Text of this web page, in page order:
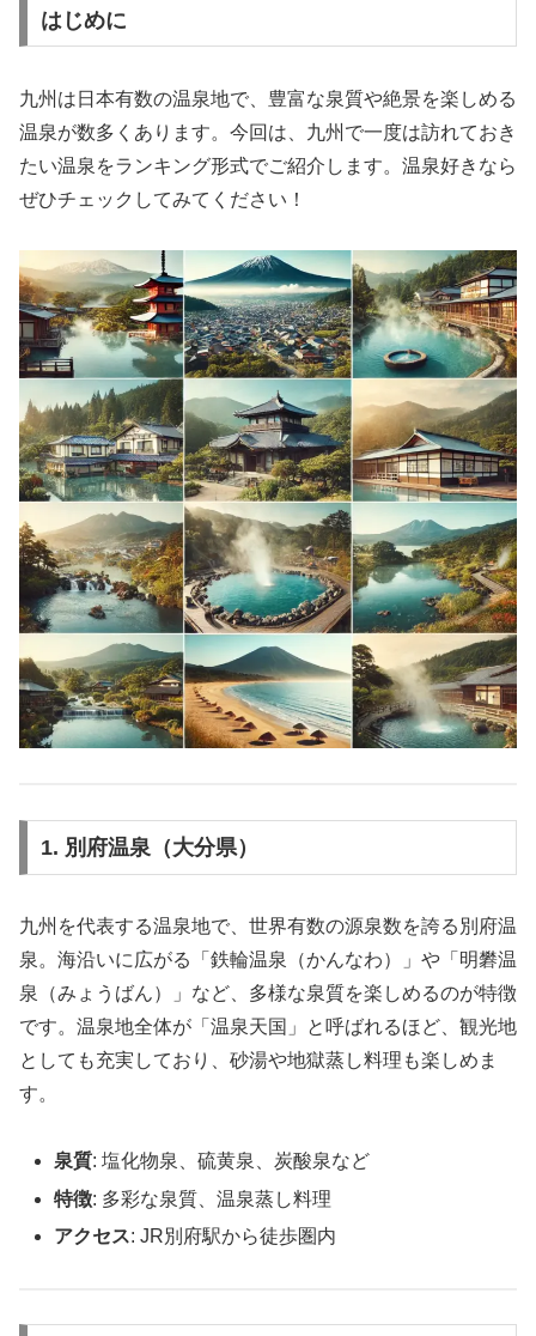
はじめに
九州は日本有数の温泉地で、豊富な泉質や絶景を楽しめる
温泉が数多くあります。今回は、九州で一度は訪れておき
たい温泉をランキング形式でご紹介します。温泉好きなら
ぜひチェックしてみてください！
1. 別府温泉（大分県）
九州を代表する温泉地で、世界有数の源泉数を誇る別府温
泉。海沿いに広がる「鉄輪温泉（かんなわ）」や「明礬温
泉（みょうばん）」など、多様な泉質を楽しめるのが特徴
です。温泉地全体が「温泉天国」と呼ばれるほど、観光地
としても充実しており、砂湯や地獄蒸し料理も楽しめま
す。
泉質: 塩化物泉、硫黄泉、炭酸泉など
特徴: 多彩な泉質、温泉蒸し料理
アクセス: JR別府駅から徒歩圏内